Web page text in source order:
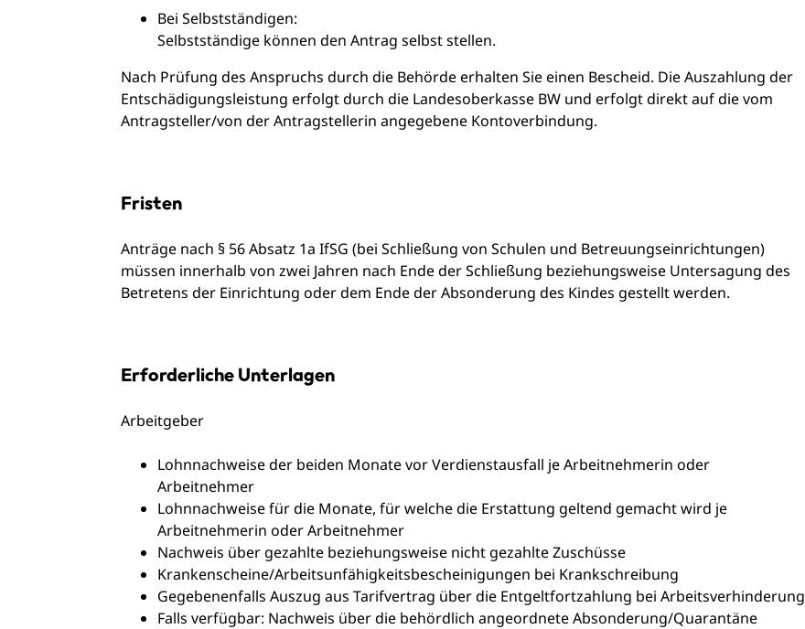
Bei Selbstständigen:
Selbstständige können den Antrag selbst stellen.
Nach Prüfung des Anspruchs durch die Behörde erhalten Sie einen Bescheid. Die Auszahlung der
Entschädigungsleistung erfolgt durch die Landesoberkasse BW und erfolgt direkt auf die vom
Antragsteller/von der Antragstellerin angegebene Kontoverbindung.
Fristen
Anträge nach § 56 Absatz 1a IfSG (bei Schließung von Schulen und Betreuungseinrichtungen)
müssen innerhalb von zwei Jahren nach Ende der Schließung beziehungsweise Untersagung des
Betretens der Einrichtung oder dem Ende der Absonderung des Kindes gestellt werden.
Erforderliche Unterlagen
Arbeitgeber
Lohnnachweise der beiden Monate vor Verdienstausfall je Arbeitnehmerin oder
Arbeitnehmer
Lohnnachweise für die Monate, für welche die Erstattung geltend gemacht wird je
Arbeitnehmerin oder Arbeitnehmer
Nachweis über gezahlte beziehungsweise nicht gezahlte Zuschüsse
Krankenscheine/Arbeitsunfähigkeitsbescheinigungen bei Krankschreibung
Gegebenenfalls Auszug aus Tarifvertrag über die Entgeltfortzahlung bei Arbeitsverhinderung
Falls verfügbar: Nachweis über die behördlich angeordnete Absonderung/Quarantäne